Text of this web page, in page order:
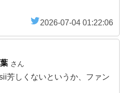
2026-07-04 01:22:06
さん
芳しくないというか、ファン